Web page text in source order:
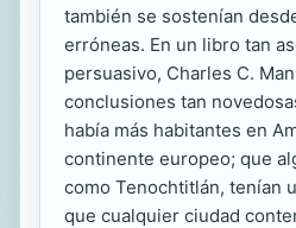
también se sostenían
erróneas. En un libro tan
persuasivo, Charles C.
conclusiones tan
había más habitantes en
continente europeo; que
como Tenochtitlán, tenían
que cualquier ciudad